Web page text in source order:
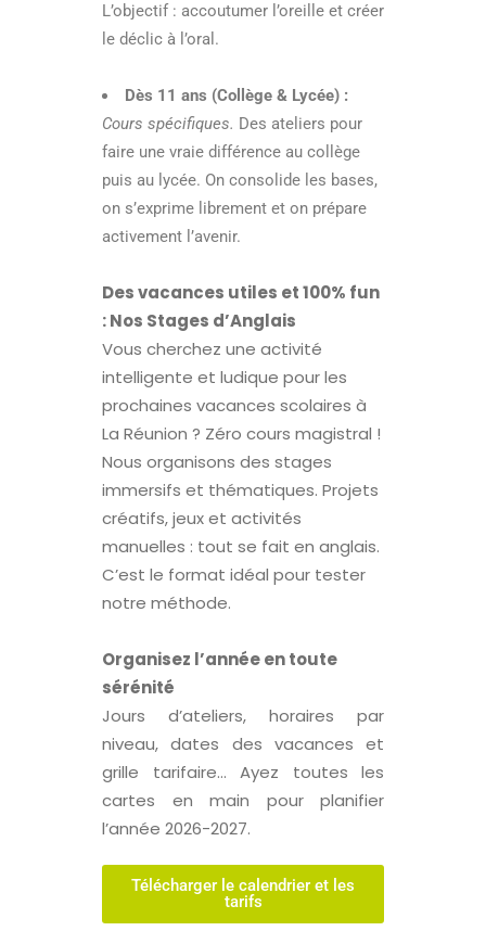
L’objectif : accoutumer l’oreille et créer
le déclic à l’oral.
Dès 11 ans (Collège & Lycée) :
Cours spécifiques. Des ateliers pour
faire une vraie différence au collège
puis au lycée. On consolide les bases,
on s’exprime librement et on prépare
activement l’avenir.
Des vacances utiles et 100% fun
: Nos Stages d’Anglais
Vous cherchez une activité
intelligente et ludique pour les
prochaines vacances scolaires à
La Réunion ? Zéro cours magistral !
Nous organisons des stages
immersifs et thématiques. Projets
créatifs, jeux et activités
manuelles : tout se fait en anglais.
C’est le format idéal pour tester
notre méthode.
Organisez l’année en toute
sérénité
Jours d’ateliers, horaires par
niveau, dates des vacances et
grille tarifaire… Ayez toutes les
cartes en main pour planifier
l’année 2026-2027.
Télécharger le calendrier et les
tarifs